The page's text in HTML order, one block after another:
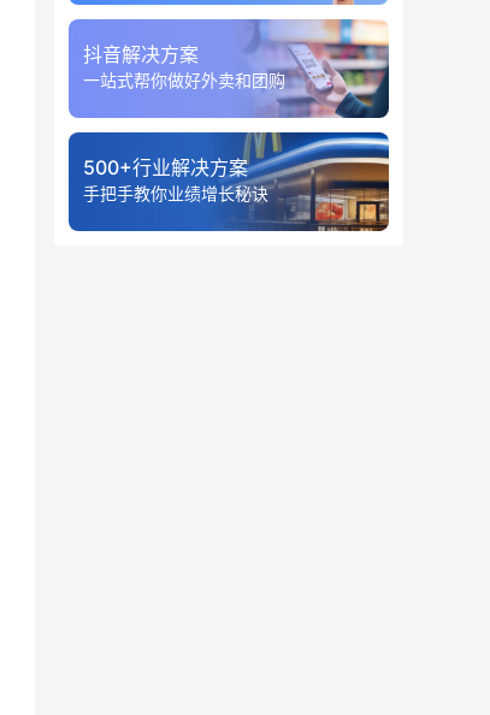
抖音解决方案
一站式帮你做好外卖和团购
500+行业解决方案
手把手教你业绩增长秘诀